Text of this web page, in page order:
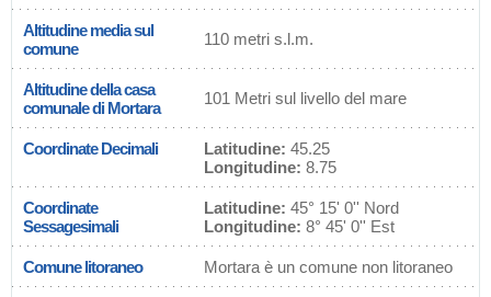
Altitudine media sul
comune
110 metri s.l.m.
Altitudine della casa
comunale di Mortara
101 Metri sul livello del mare
Coordinate Decimali Latitudine: 45.25
Longitudine: 8.75
Coordinate
Sessagesimali
Latitudine: 45° 15' 0'' Nord
Longitudine: 8° 45' 0'' Est
Comune litoraneo Mortara è un comune non litoraneo